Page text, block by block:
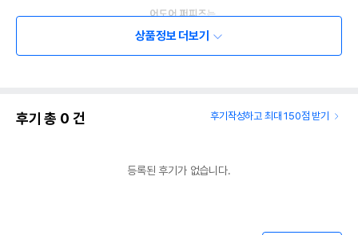
상품정보 더보기
후기 총 0 건 후기작성하고 최대 150점 받기
등록된 후기가 없습니다.